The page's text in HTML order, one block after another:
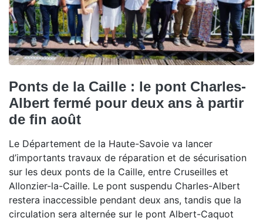
Ponts de la Caille : le pont Charles-
Albert fermé pour deux ans à partir
de fin août
Le Département de la Haute-Savoie va lancer
d’importants travaux de réparation et de sécurisation
sur les deux ponts de la Caille, entre Cruseilles et
Allonzier-la-Caille. Le pont suspendu Charles-Albert
restera inaccessible pendant deux ans, tandis que la
circulation sera alternée sur le pont Albert-Caquot